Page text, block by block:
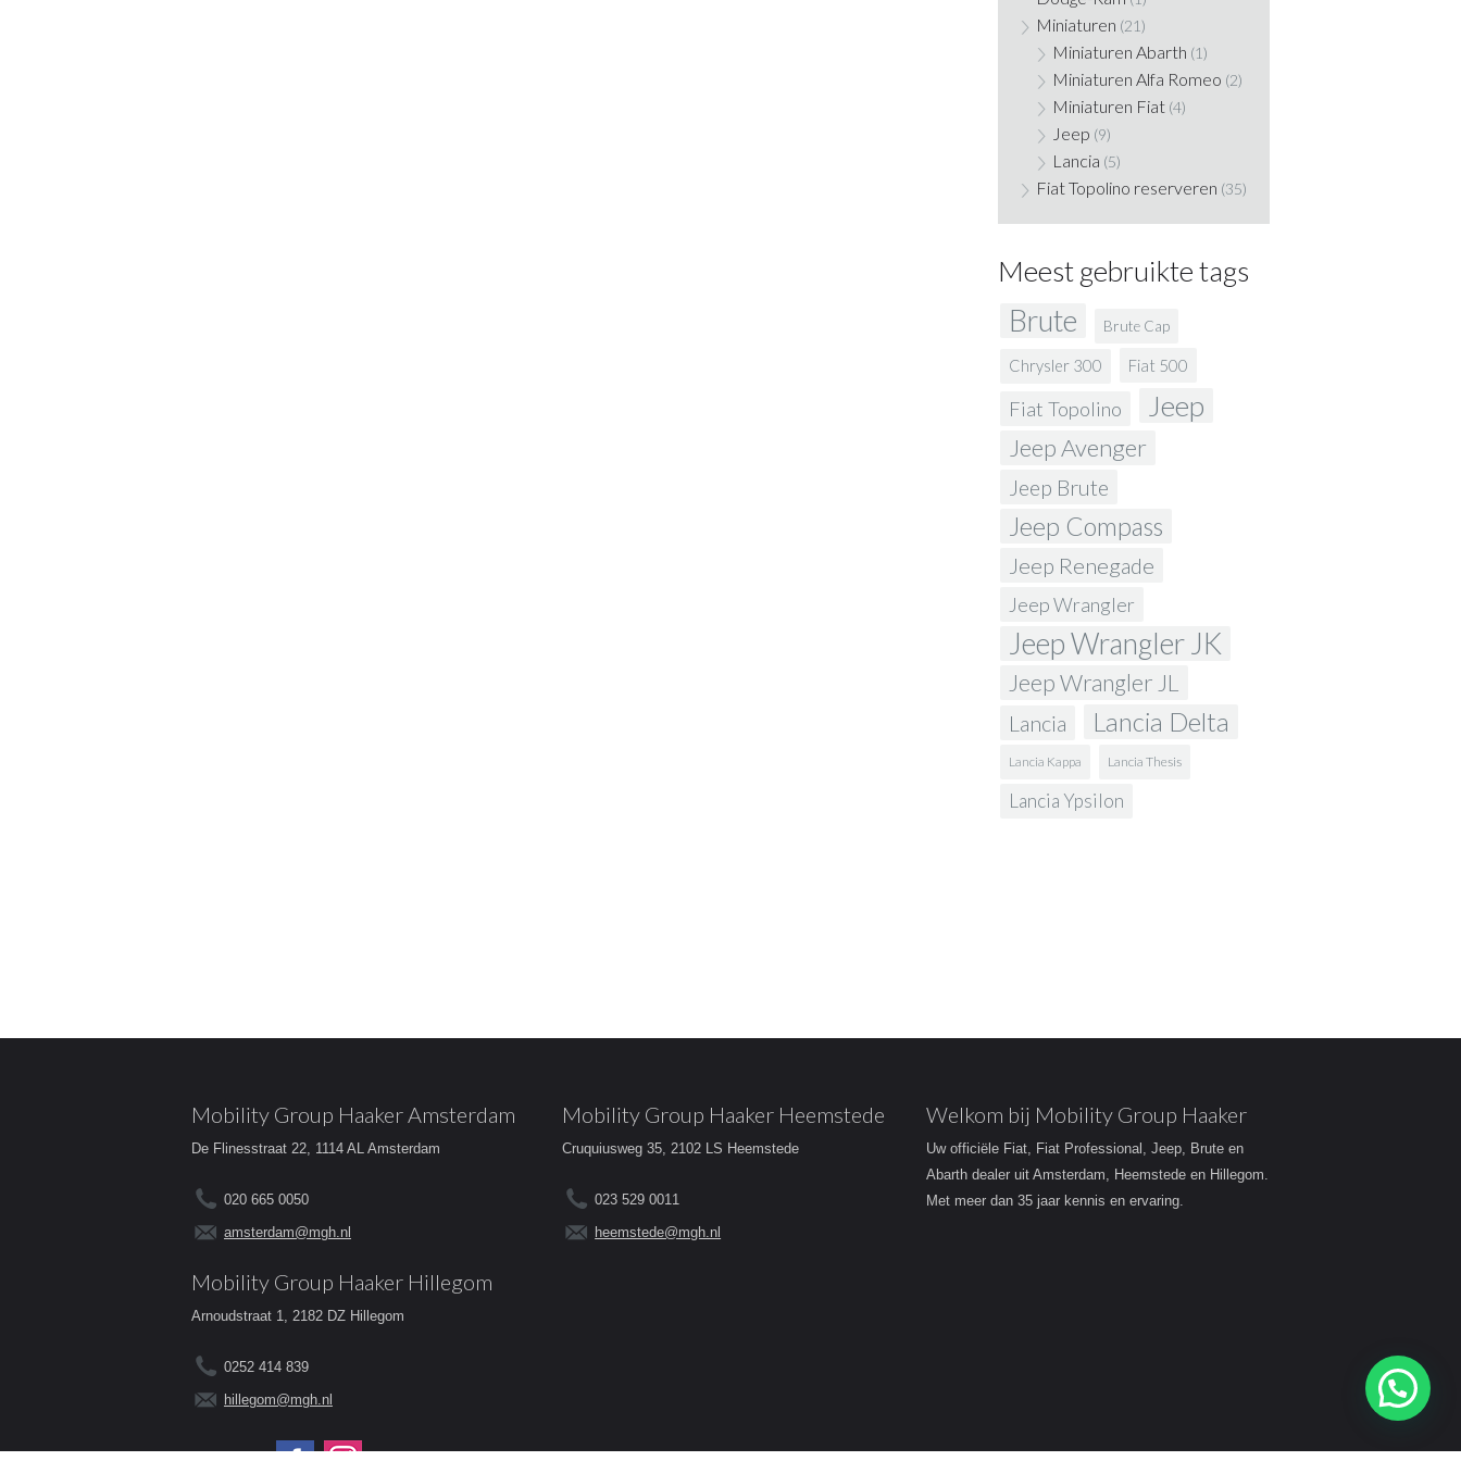
Miniaturen (21)
Miniaturen Abarth (1)
Miniaturen Alfa Romeo (2)
Miniaturen Fiat (4)
Jeep (9)
Lancia (5)
Fiat Topolino reserveren (35)
Meest gebruikte tags
Brute Brute Cap
Chrysler 300 Fiat 500
Fiat Topolino Jeep
Jeep Avenger
Jeep Brute
Jeep Compass
Jeep Renegade
Jeep Wrangler
Jeep Wrangler JK
Jeep Wrangler JL
Lancia Lancia Delta
Lancia Kappa Lancia Thesis
Lancia Ypsilon
Mobility Group Haaker Amsterdam
De Flinesstraat 22, 1114 AL Amsterdam
020 665 0050
amsterdam@mgh.nl
Mobility Group Haaker Heemstede
Cruquiusweg 35, 2102 LS Heemstede
023 529 0011
heemstede@mgh.nl
Mobility Group Haaker Hillegom
Arnoudstraat 1, 2182 DZ Hillegom
0252 414 839
hillegom@mgh.nl
Volg ons op:
Welkom bij Mobility Group Haaker
Uw officiële Fiat, Fiat Professional, Jeep, Brute en
Abarth dealer uit Amsterdam, Heemstede en Hillegom.
Met meer dan 35 jaar kennis en ervaring.